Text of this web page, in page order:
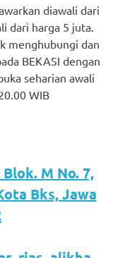
diawali dari
dari harga 5 juta.
menghubungi dan
BEKASI dengan
seharian awali
WIB
M No. 7,
Bks, Jawa